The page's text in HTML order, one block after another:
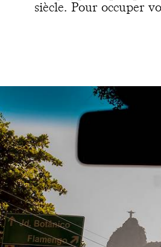
siècle. Pour occuper
bénéficiez
francophone lors de
quatre jours durant
pour sillonner les plus
Puna Pau, Rano
Roa et son musée.
francophone vous
cité d'adoption. À
vous mène au